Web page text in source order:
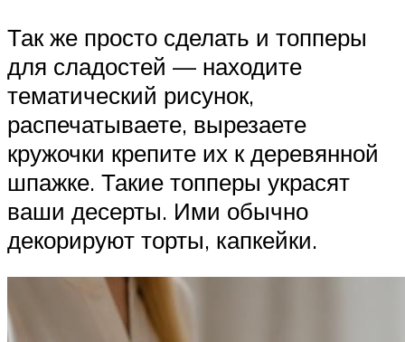
Так же просто сделать и топперы
для сладостей — находите
тематический рисунок,
распечатываете, вырезаете
кружочки крепите их к деревянной
шпажке. Такие топперы украсят
ваши десерты. Ими обычно
декорируют торты, капкейки.